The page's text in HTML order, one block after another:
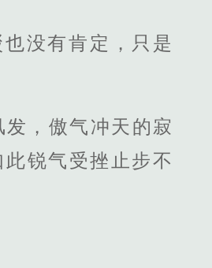
没有肯定，只是
，傲气冲天的寂
锐气受挫止步不